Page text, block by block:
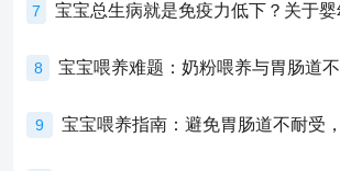
7
8
9 宝宝喂养指南：避免胃肠道不耐受